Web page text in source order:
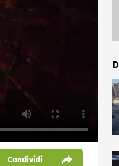
Condividi